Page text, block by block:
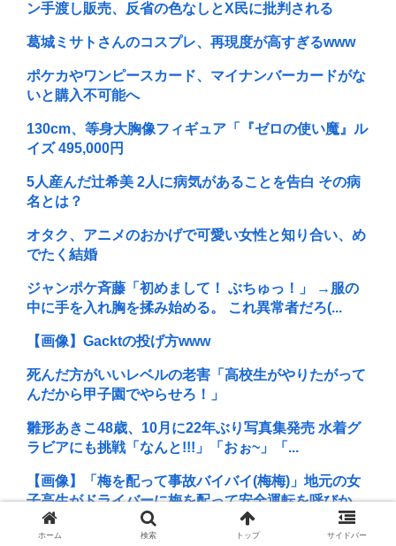
ン手渡し販売、反省の色なしとX民に批判される
葛城ミサトさんのコスプレ、再現度が高すぎるwww
ポケカやワンピースカード、マイナンバーカードがな
いと購入不可能へ
130cm、等身大胸像フィギュア「『ゼロの使い魔』ル
イズ 495,000円
5人産んだ辻希美 2人に病気があることを告白 その病
名とは？
オタク、アニメのおかげで可愛い女性と知り合い、め
でたく結婚
ジャンポケ斉藤「初めまして！ ぶちゅっ！」 →服の
中に手を入れ胸を揉み始める。 これ異常者だろ(...
【画像】Gacktの投げ方www
死んだ方がいいレベルの老害「高校生がやりたがって
んだから甲子園でやらせろ！」
雛形あきこ48歳、10月に22年ぶり写真集発売 水着グ
ラビアにも挑戦「なんと!!!」「おぉ~」「...
【画像】「梅を配って事故バイバイ(梅梅)」地元の女
子高生がドライバーに梅を配って安全運転を呼びか...
「声優の芝居が嫌いと言われ…」声優・田中真弓が
ホーム 検索 トップ サイドバー